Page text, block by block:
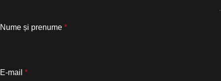
Nume și prenume *
E-mail *